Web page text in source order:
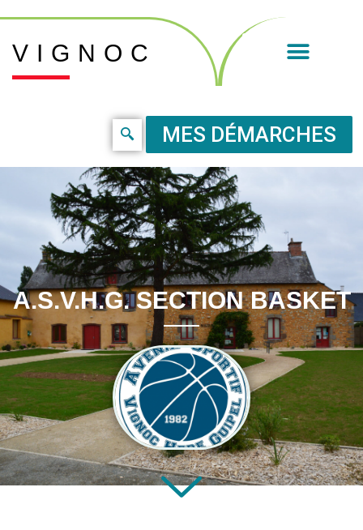
VIGNOC
MES DÉMARCHES
A.S.V.H.G. SECTION BASKET